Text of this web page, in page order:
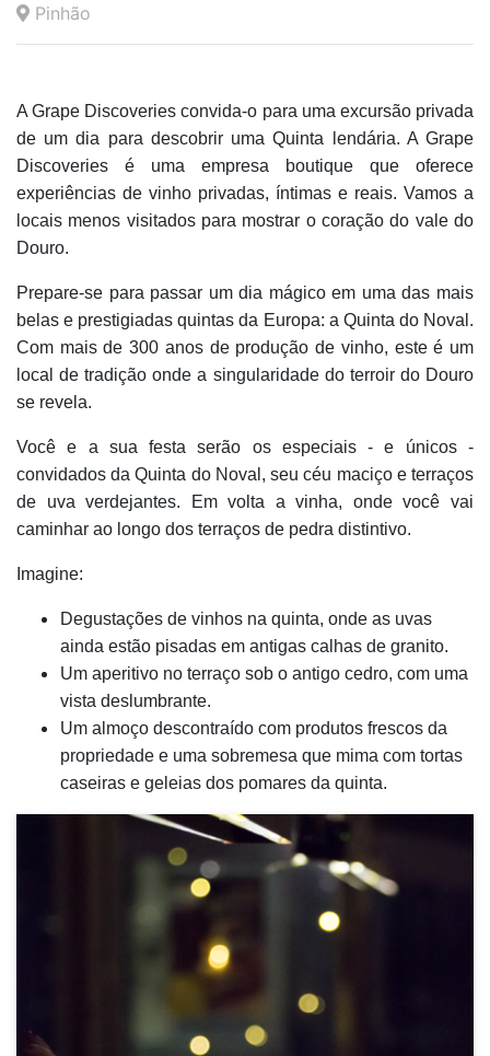
Pinhão
A Grape Discoveries convida-o para uma excursão privada
de um dia para descobrir uma Quinta lendária. A Grape
Discoveries é uma empresa boutique que oferece
experiências de vinho privadas, íntimas e reais. Vamos a
locais menos visitados para mostrar o coração do vale do
Douro.
Prepare-se para passar um dia mágico em uma das mais
belas e prestigiadas quintas da Europa: a Quinta do Noval.
Com mais de 300 anos de produção de vinho, este é um
local de tradição onde a singularidade do terroir do Douro
se revela.
Você e a sua festa serão os especiais - e únicos -
convidados da Quinta do Noval, seu céu maciço e terraços
de uva verdejantes. Em volta a vinha, onde você vai
caminhar ao longo dos terraços de pedra distintivo.
Imagine:
Degustações de vinhos na quinta, onde as uvas
ainda estão pisadas em antigas calhas de granito.
Um aperitivo no terraço sob o antigo cedro, com uma
vista deslumbrante.
Um almoço descontraído com produtos frescos da
propriedade e uma sobremesa que mima com tortas
caseiras e geleias dos pomares da quinta.